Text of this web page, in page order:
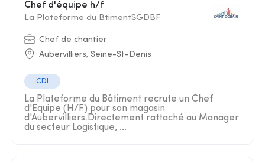
Chef d'équipe h/f
La Plateforme du BtimentSGDBF
Chef de chantier
Aubervilliers, Seine-St-Denis
CDI
La Plateforme du Bâtiment recrute un Chef
d'Equipe (H/F) pour son magasin
d'Aubervilliers.Directement rattaché au Manager
du secteur Logistique, ...